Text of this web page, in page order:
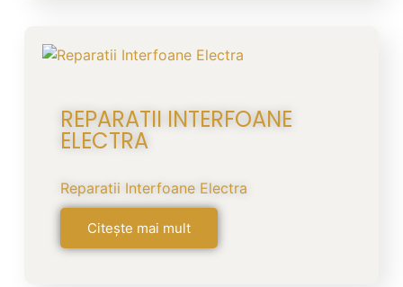
REPARATII INTERFOANE
ELECTRA
Reparatii Interfoane Electra
Citește mai mult